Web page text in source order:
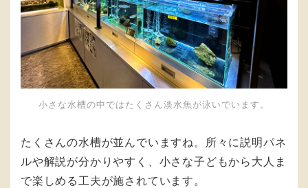
小さな水槽の中ではたくさん淡水魚が泳いでいます。
たくさんの水槽が並んでいますね。所々に説明パネ
ルや解説が分かりやすく、小さな子どもから大人ま
で楽しめる工夫が施されています。